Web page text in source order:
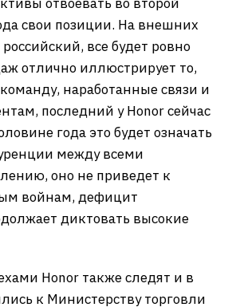
свои позиции. На внешних
все будет ровно
отлично иллюстрирует то,
наработанные связи и
последний у Honor сейчас
года это будет означать
между всеми
оно не приведет к
войнам, дефицит
диктовать высокие
Honor также следят и в
к Министерству торговли